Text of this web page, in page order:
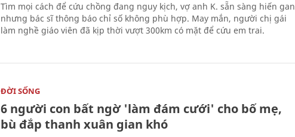
Tìm mọi cách để cứu chồng đang nguy kịch, vợ anh K. sẵn sàng hiến gan
nhưng bác sĩ thông báo chỉ số không phù hợp. May mắn, người chị gái
làm nghề giáo viên đã kịp thời vượt 300km có mặt để cứu em trai.
ĐỜI SỐNG
6 người con bất ngờ 'làm đám cưới' cho bố mẹ,
bù đắp thanh xuân gian khó